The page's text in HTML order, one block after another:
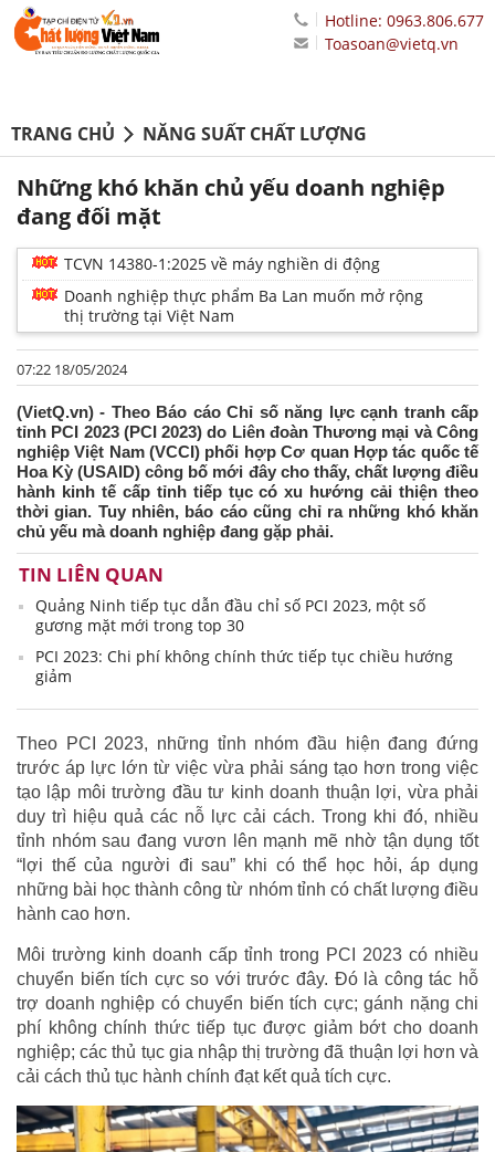
Hotline: 0963.806.677
Toasoan@vietq.vn
TRANG CHỦ NĂNG SUẤT CHẤT LƯỢNG
Những khó khăn chủ yếu doanh nghiệp
đang đối mặt
TCVN 14380-1:2025 về máy nghiền di động
Doanh nghiệp thực phẩm Ba Lan muốn mở rộng
thị trường tại Việt Nam
07:22 18/05/2024
(VietQ.vn) - Theo Báo cáo Chỉ số năng lực cạnh tranh cấp
tỉnh PCI 2023 (PCI 2023) do Liên đoàn Thương mại và Công
nghiệp Việt Nam (VCCI) phối hợp Cơ quan Hợp tác quốc tế
Hoa Kỳ (USAID) công bố mới đây cho thấy, chất lượng điều
hành kinh tế cấp tỉnh tiếp tục có xu hướng cải thiện theo
thời gian. Tuy nhiên, báo cáo cũng chỉ ra những khó khăn
chủ yếu mà doanh nghiệp đang gặp phải.
TIN LIÊN QUAN
Quảng Ninh tiếp tục dẫn đầu chỉ số PCI 2023, một số
gương mặt mới trong top 30
PCI 2023: Chi phí không chính thức tiếp tục chiều hướng
giảm
Theo PCI 2023, những tỉnh nhóm đầu hiện đang đứng
trước áp lực lớn từ việc vừa phải sáng tạo hơn trong việc
tạo lập môi trường đầu tư kinh doanh thuận lợi, vừa phải
duy trì hiệu quả các nỗ lực cải cách. Trong khi đó, nhiều
tỉnh nhóm sau đang vươn lên mạnh mẽ nhờ tận dụng tốt
“lợi thế của người đi sau” khi có thể học hỏi, áp dụng
những bài học thành công từ nhóm tỉnh có chất lượng điều
hành cao hơn.
Môi trường kinh doanh cấp tỉnh trong PCI 2023 có nhiều
chuyển biến tích cực so với trước đây. Đó là công tác hỗ
trợ doanh nghiệp có chuyển biến tích cực; gánh nặng chi
phí không chính thức tiếp tục được giảm bớt cho doanh
nghiệp; các thủ tục gia nhập thị trường đã thuận lợi hơn và
cải cách thủ tục hành chính đạt kết quả tích cực.